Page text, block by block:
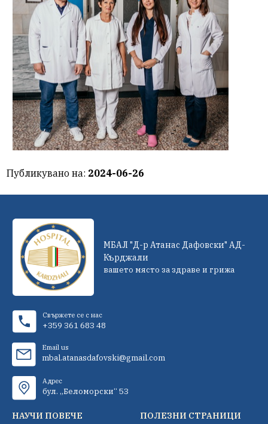
Публикувано на: 2024-06-26
МБАЛ "Д-р Атанас Дафовски" АД-
Кърджали
вашето място за здраве и грижа
Свържете се с нас
+359 361 683 48
Email us
mbal.atanasdafovski@gmail.com
Адрес
бул. „Беломорски“ 53
НАУЧИ ПОВЕЧЕ ПОЛЕЗНИ СТРАНИЦИ